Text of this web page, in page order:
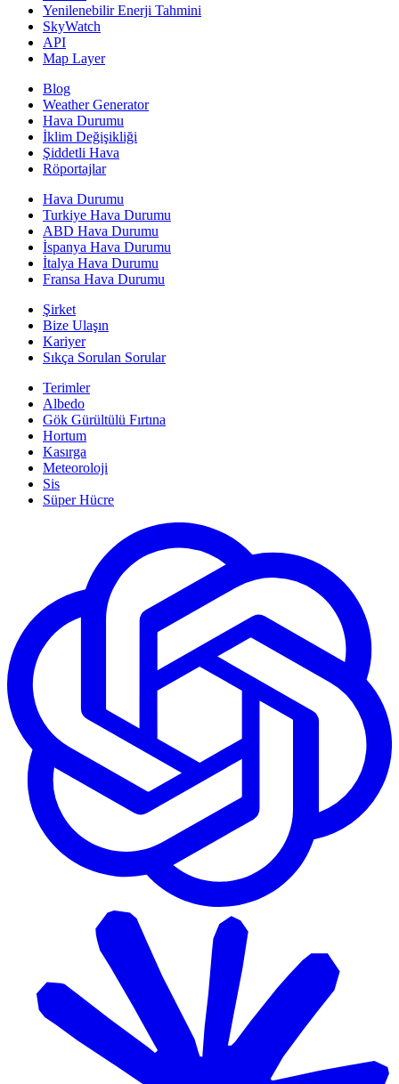
Yenilenebilir Enerji Tahmini
SkyWatch
API
Map Layer
Blog
Weather Generator
Hava Durumu
İklim Değişikliği
Şiddetli Hava
Röportajlar
Hava Durumu
Turkiye Hava Durumu
ABD Hava Durumu
İspanya Hava Durumu
İtalya Hava Durumu
Fransa Hava Durumu
Şirket
Bize Ulaşın
Kariyer
Sıkça Sorulan Sorular
Terimler
Albedo
Gök Gürültülü Fırtına
Hortum
Kasırga
Meteoroloji
Sis
Süper Hücre